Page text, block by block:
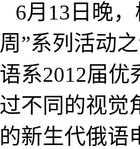
6月13日晚
周”系列活动
语系2012届
过不同的视觉
的新生代俄语